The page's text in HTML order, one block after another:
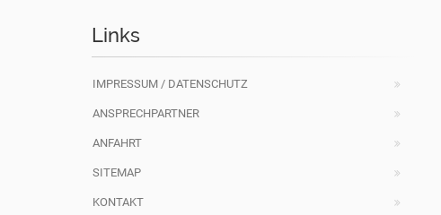
Links
IMPRESSUM / DATENSCHUTZ
ANSPRECHPARTNER
ANFAHRT
SITEMAP
KONTAKT